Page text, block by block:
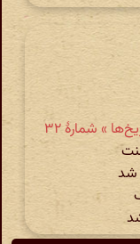
» شمارهٔ ۳۲
شد